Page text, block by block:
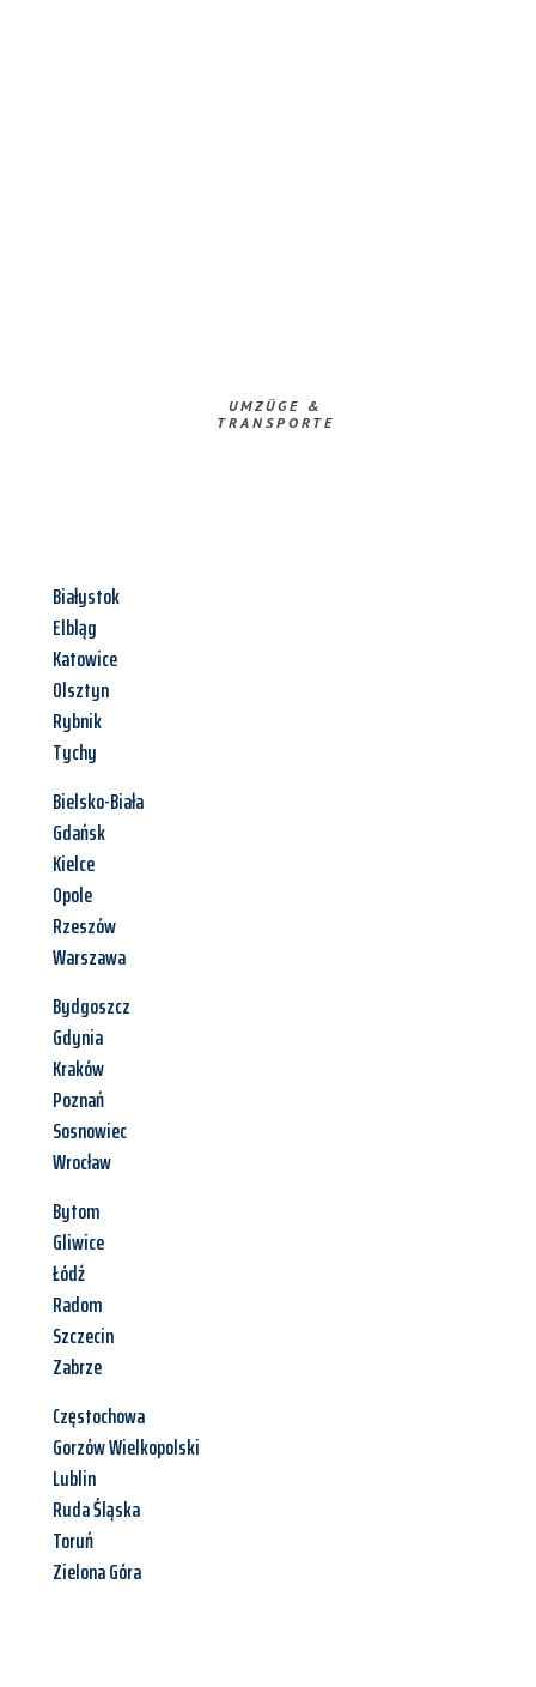
UMZÜGE &
TRANSPORTE
Białystok
Elbląg
Katowice
Olsztyn
Rybnik
Tychy
Bielsko-Biała
Gdańsk
Kielce
Opole
Rzeszów
Warszawa
Bydgoszcz
Gdynia
Kraków
Poznań
Sosnowiec
Wrocław
Bytom
Gliwice
Łódź
Radom
Szczecin
Zabrze
Częstochowa
Gorzów Wielkopolski
Lublin
Ruda Śląska
Toruń
Zielona Góra